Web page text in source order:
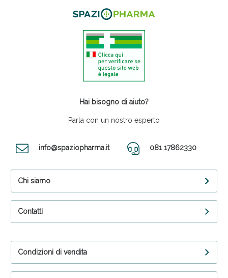
Hai bisogno di aiuto?
Parla con un nostro esperto
info@spaziopharma.it 081 17862330
Chi siamo
Contatti
Condizioni di vendita